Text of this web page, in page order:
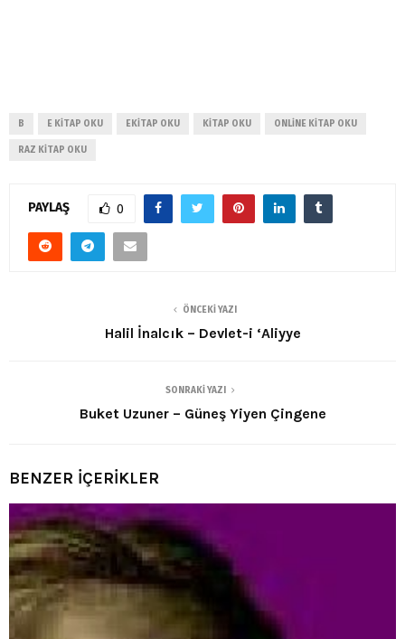
B E KITAP OKU EKITAP OKU KITAP OKU ONLINE KITAP OKU
RAZ KITAP OKU
PAYLAŞ 0
ÖNCEKI YAZI
Halil İnalcık – Devlet-i ‘Aliyye
SONRAKI YAZI
Buket Uzuner – Güneş Yiyen Çingene
BENZER İÇERİKLER